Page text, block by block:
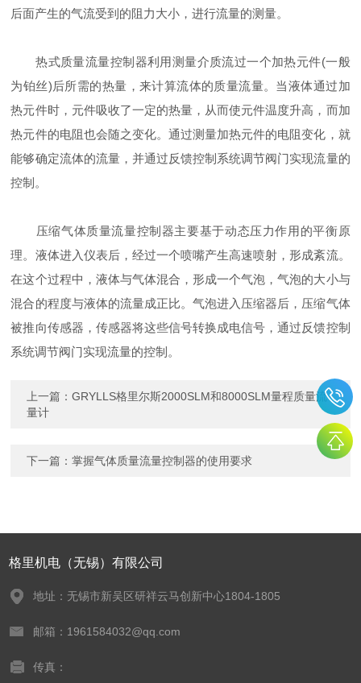
后面产生的气流受到的阻力大小，进行流量的测量。
热式质量流量控制器利用测量介质流过一个加热元件(一般
为铂丝)后所需的热量，来计算流体的质量流量。当液体通过加
热元件时，元件吸收了一定的热量，从而使元件温度升高，而加
热元件的电阻也会随之变化。通过测量加热元件的电阻变化，就
能够确定流体的流量，并通过反馈控制系统调节阀门实现流量的
控制。
压缩气体质量流量控制器主要基于动态压力作用的平衡原
理。液体进入仪表后，经过一个喷嘴产生高速喷射，形成紊流。
在这个过程中，液体与气体混合，形成一个气泡，气泡的大小与
混合的程度与液体的流量成正比。气泡进入压缩器后，压缩气体
被推向传感器，传感器将这些信号转换成电信号，通过反馈控制
系统调节阀门实现流量的控制。
上一篇：GRYLLS格里尔斯2000SLM和8000SLM量程质量流
量计
下一篇：掌握气体质量流量控制器的使用要求
格里机电（无锡）有限公司
地址：无锡市新吴区研祥云马创新中心1804-1805
邮箱：1961584032@qq.com
传真：